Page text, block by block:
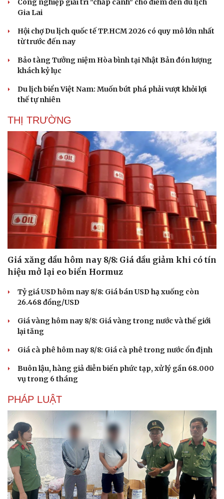
Du lịch
Tư vấn
Săn Tour
check-in
Câu chuyện thời sự
Đọc truyện đêm khuya
Cửa sổ tình yêu
Kể chuyện cho bé
Hạt giống tâm hồn
Gia Lai
Hội chợ Du lịch quốc tế TP.HCM 2026 có quy mô lớn nhất
từ trước đến nay
Bảo tàng Tưởng niệm Hòa bình tại Nhật Bản đón lượng
khách kỷ lục
Du lịch biển Việt Nam: Muốn bứt phá phải vượt khỏi lợi
thế tự nhiên
THỊ TRƯỜNG
Giá xăng dầu hôm nay 8/8: Giá dầu giảm khi có tín
hiệu mở lại eo biển Hormuz
Tỷ giá USD hôm nay 8/8: Giá bán USD hạ xuống còn
26.468 đồng/USD
Giá vàng hôm nay 8/8: Giá vàng trong nước và thế giới
lại tăng
Giá cà phê hôm nay 8/8: Giá cà phê trong nước ổn định
Buôn lậu, hàng giả diễn biến phức tạp, xử lý gần 68.000
vụ trong 6 tháng
PHÁP LUẬT